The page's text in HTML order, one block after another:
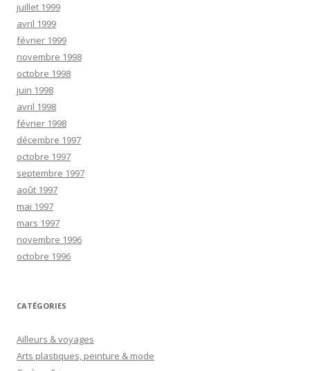
juillet 1999
avril 1999
février 1999
novembre 1998
octobre 1998
juin 1998
avril 1998
février 1998
décembre 1997
octobre 1997
septembre 1997
août 1997
mai 1997
mars 1997
novembre 1996
octobre 1996
CATÉGORIES
Ailleurs & voyages
Arts plastiques, peinture & mode